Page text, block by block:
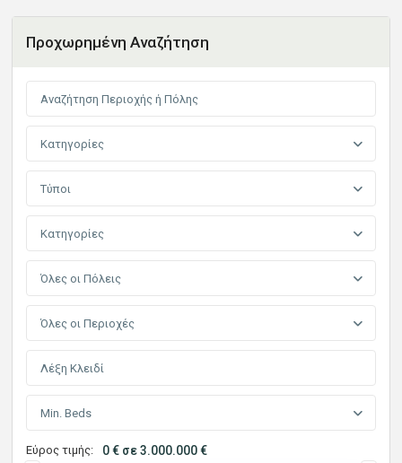
Προχωρημένη Αναζήτηση
Κατηγορίες
Τύποι
Κατηγορίες
Όλες οι Πόλεις
Όλες οι Περιοχές
Min. Beds
Εύρος τιμής: 0 € σε 3.000.000 €